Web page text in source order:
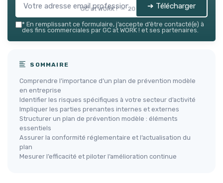
GC at WORK ! — 2026 ➔ Télécharger
* En remplissant ce formulaire, j’accepte d’être contacté(e) à
des fins commerciales par GC at WORK ! et ses partenaires.
SOMMAIRE
Comprendre l’importance d’un plan de prévention modèle
en entreprise
Identifier les risques spécifiques à votre secteur d’activité
Impliquer les parties prenantes internes et externes
Structurer un plan de prévention modèle : éléments
essentiels
Assurer la conformité réglementaire et l’actualisation du
plan
Mesurer l’efficacité et piloter l’amélioration continue